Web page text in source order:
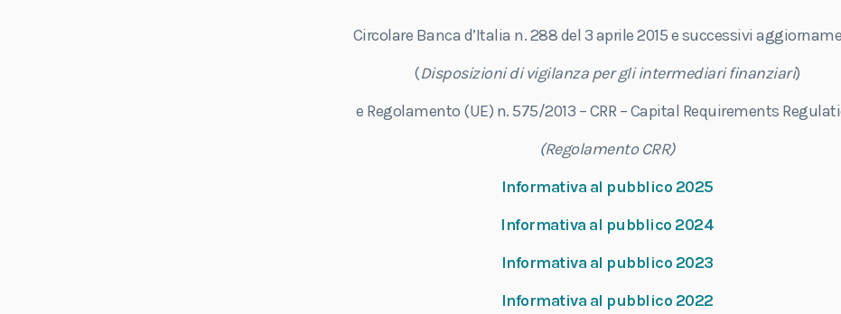
Circolare Banca d’Italia n. 288 del 3 aprile 2015 e successivi
(Disposizioni di vigilanza per gli intermediari finanziari)
e Regolamento (UE) n. 575/2013 – CRR – Capital Requirements
(Regolamento CRR)
Informativa al pubblico 2025
Informativa al pubblico 2024
Informativa al pubblico 2023
Informativa al pubblico 2022